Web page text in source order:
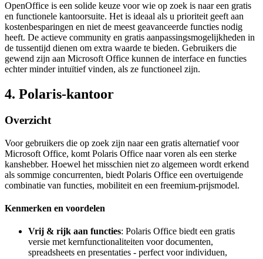
OpenOffice is een solide keuze voor wie op zoek is naar een gratis
en functionele kantoorsuite. Het is ideaal als u prioriteit geeft aan
kostenbesparingen en niet de meest geavanceerde functies nodig
heeft. De actieve community en gratis aanpassingsmogelijkheden in
de tussentijd dienen om extra waarde te bieden. Gebruikers die
gewend zijn aan Microsoft Office kunnen de interface en functies
echter minder intuïtief vinden, als ze functioneel zijn.
4. Polaris-kantoor
Overzicht
Voor gebruikers die op zoek zijn naar een gratis alternatief voor
Microsoft Office, komt Polaris Office naar voren als een sterke
kanshebber. Hoewel het misschien niet zo algemeen wordt erkend
als sommige concurrenten, biedt Polaris Office een overtuigende
combinatie van functies, mobiliteit en een freemium-prijsmodel.
Kenmerken en voordelen
Vrij & rijk aan functies: Polaris Office biedt een gratis
versie met kernfunctionaliteiten voor documenten,
spreadsheets en presentaties - perfect voor individuen,